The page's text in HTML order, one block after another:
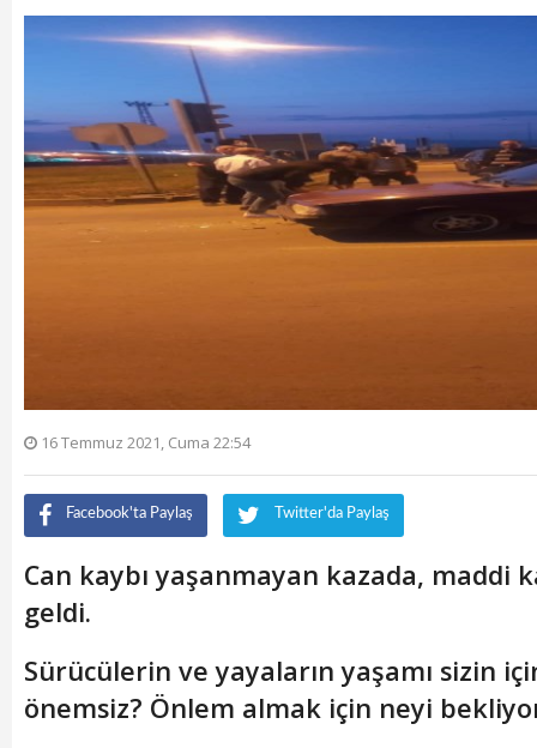
16 Temmuz 2021, Cuma 22:54
Facebook'ta Paylaş Twitter'da Paylaş
Can kaybı yaşanmayan kazada, maddi
geldi.
Sürücülerin ve yayaların yaşamı sizin
önemsiz? Önlem almak için neyi